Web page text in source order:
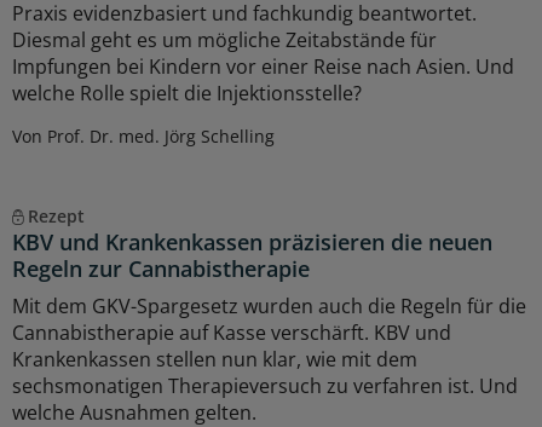
Praxis evidenzbasiert und fachkundig beantwortet.
Diesmal geht es um mögliche Zeitabstände für
Impfungen bei Kindern vor einer Reise nach Asien. Und
welche Rolle spielt die Injektionsstelle?
Von Prof. Dr. med. Jörg Schelling
Rezept
KBV und Krankenkassen präzisieren die neuen
Regeln zur Cannabistherapie
Mit dem GKV-Spargesetz wurden auch die Regeln für die
Cannabistherapie auf Kasse verschärft. KBV und
Krankenkassen stellen nun klar, wie mit dem
sechsmonatigen Therapieversuch zu verfahren ist. Und
welche Ausnahmen gelten.